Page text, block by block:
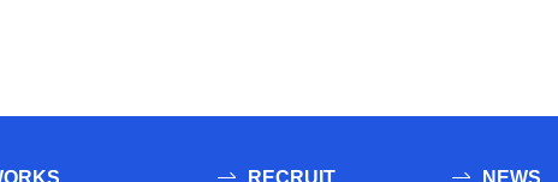
RECRUIT NEWS